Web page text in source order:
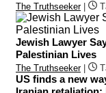
The Truthseeker|
Jewish Lawyer
Palestinian Lives
The Truthseeker|
US finds a new